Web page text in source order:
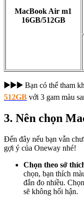
MacBook Air m1
16GB/512GB
▶️▶️▶️ Bạn có thể tham
512GB với 3 gam màu
3. Nên chọn
Đến đây nếu bạn vẫn
gợi ý của Oneway nhé!
Chọn theo sở
chọn, bạn thích
đắn đo nhiều.
sẽ không hối hận.